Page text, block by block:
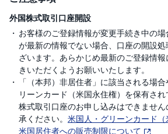
外国株式取引口座開設
お客様のご登録情報が変更手続き中の
が最新の情報でない場合、口座の開設
ざいます。あらかじめ最新のご登録情
きいただくようお願いいたします。
「（本邦）非居住者」に該当される場
リーンカード（米国永住権）を保有さ
株式取引口座のお申し込みはできませ
承ください。 米国人・グリーンカード（
米国居住者への販売制限について